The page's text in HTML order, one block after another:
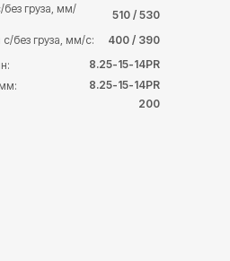
груза, мм/
без груза, мм/с:
510 / 530
400 / 390
8.25-15-14PR
8.25-15-14PR
200